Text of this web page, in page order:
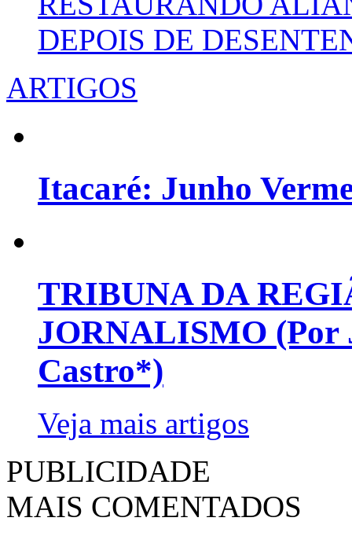
DEPOIS DE
ARTIGOS
Itacaré: Junho
TRIBUNA DA
JORNALISMO (Por
Castro*)
Veja mais artigos
PUBLICIDADE
MAIS COMENTADOS